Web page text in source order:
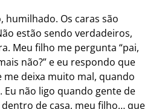
humilhado. Os caras são
estão sendo verdadeiros,
Meu filho me pergunta “pai,
não?” e eu respondo que
me deixa muito mal, quando
não ligo quando gente de
de casa, meu filho… que